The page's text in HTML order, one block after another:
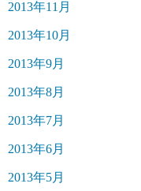
2013年11月
2013年10月
2013年9月
2013年8月
2013年7月
2013年6月
2013年5月